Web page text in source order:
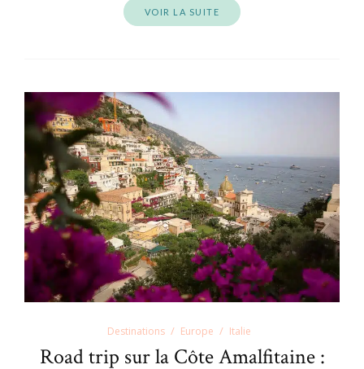
VOIR LA SUITE
Destinations Europe Italie
Road trip sur la Côte Amalfitaine :